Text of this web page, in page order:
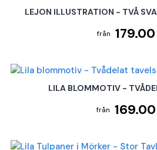
LEJON ILLUSTRATION - TVÅ
LILA BLOMMOTIV -